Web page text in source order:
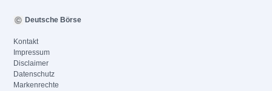
Deutsche Börse
Kontakt
Impressum
Disclaimer
Datenschutz
Markenrechte